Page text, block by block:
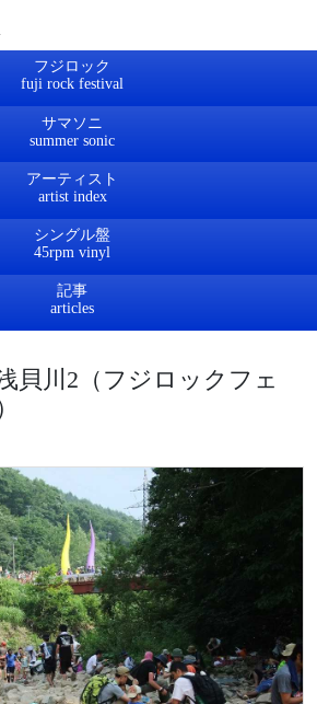
フジロック
サマソニ
アーティスト
シングル盤
記事
貝川2（フジロックフェ